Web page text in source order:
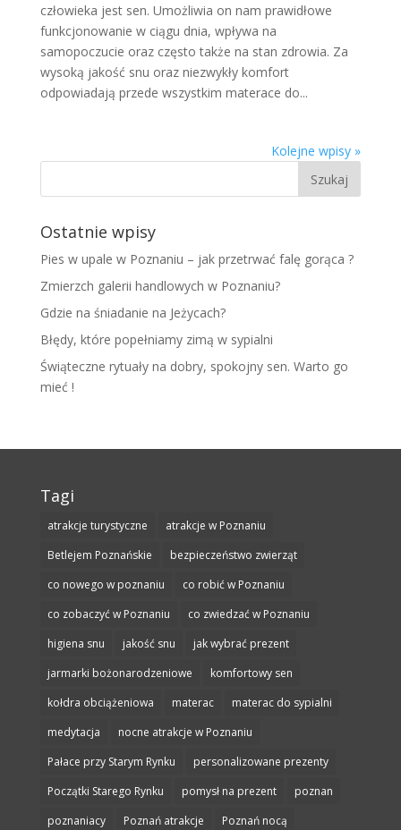
człowieka jest sen. Umożliwia on nam prawidłowe
funkcjonowanie w ciągu dnia, wpływa na
samopoczucie oraz często także na stan zdrowia. Za
wysoką jakość snu oraz niezwykły komfort
odpowiadają przede wszystkim materace do...
Kolejne wpisy »
Ostatnie wpisy
Pies w upale w Poznaniu – jak przetrwać falę gorąca ?
Zmierzch galerii handlowych w Poznaniu?
Gdzie na śniadanie na Jeżycach?
Błędy, które popełniamy zimą w sypialni
Świąteczne rytuały na dobry, spokojny sen. Warto go
mieć !
Tagi
atrakcje turystyczne
atrakcje w Poznaniu
Betlejem Poznańskie
bezpieczeństwo zwierząt
co nowego w poznaniu
co robić w Poznaniu
co zobaczyć w Poznaniu
co zwiedzać w Poznaniu
higiena snu
jakość snu
jak wybrać prezent
jarmarki bożonarodzeniowe
komfortowy sen
kołdra obciążeniowa
materac
materac do sypialni
medytacja
nocne atrakcje w Poznaniu
Pałace przy Starym Rynku
personalizowane prezenty
Początki Starego Rynku
pomysł na prezent
poznan
poznaniacy
Poznań atrakcje
Poznań nocą